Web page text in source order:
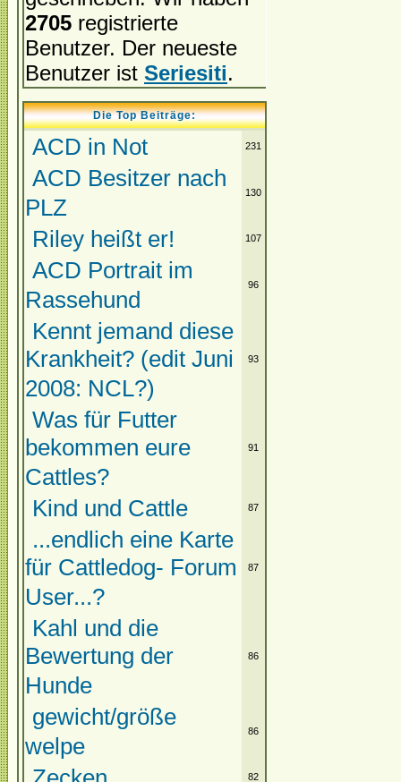
2705 registrierte
Benutzer. Der neueste
Benutzer ist Seriesiti.
Die Top Beiträge:
ACD in Not 231
ACD Besitzer nach
PLZ
130
Riley heißt er! 107
ACD Portrait im
Rassehund
96
Kennt jemand diese
Krankheit? (edit Juni
2008: NCL?)
93
Was für Futter
bekommen eure
Cattles?
91
Kind und Cattle 87
...endlich eine Karte
für Cattledog- Forum
User...?
87
Kahl und die
Bewertung der
Hunde
86
gewicht/größe
welpe
86
82